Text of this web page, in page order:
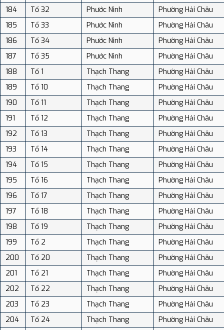
184
Tổ 32 Phước Ninh
Phường Hải Châu
185
Tổ 33 Phước Ninh
Phường Hải Châu
186
Tổ 34 Phước Ninh
Phường Hải Châu
187
Tổ 35 Phước Ninh
Phường Hải Châu
188
Tổ 1 Thạch Thang
Phường Hải Châu
189
Tổ 10 Thạch Thang
Phường Hải Châu
190
Tổ 11 Thạch Thang
Phường Hải Châu
191
Tổ 12 Thạch Thang
Phường Hải Châu
192
Tổ 13 Thạch Thang
Phường Hải Châu
193
Tổ 14 Thạch Thang
Phường Hải Châu
194
Tổ 15 Thạch Thang
Phường Hải Châu
195
Tổ 16 Thạch Thang
Phường Hải Châu
196
Tổ 17 Thạch Thang
Phường Hải Châu
197
Tổ 18 Thạch Thang
Phường Hải Châu
198
Tổ 19 Thạch Thang
Phường Hải Châu
199
Tổ 2 Thạch Thang
Phường Hải Châu
200
Tổ 20 Thạch Thang
Phường Hải Châu
201
Tổ 21 Thạch Thang
Phường Hải Châu
202
Tổ 22 Thạch Thang
Phường Hải Châu
203
Tổ 23 Thạch Thang
Phường Hải Châu
204
Tổ 24 Thạch Thang
Phường Hải Châu